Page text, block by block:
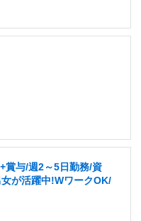
賞与/週2～5日勤務/資
が活躍中!WワークOK/